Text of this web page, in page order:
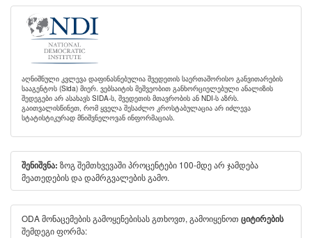
აღნიშნული კვლევა დაფინასნებულია შვედეთის საერთაშორისო განვითარების
სააგენტოს (Sida) მიერ. ვებსაიტის მეშვეობით განხორციელებული ანალიზის
შედეგები არ ასახავს SIDA-ს, შვედეთის მთავრობის ან NDI-ს აზრს.
გაითვალისწინეთ, რომ ყველა შესაძლო კროსტაბულაცია არ იძლევა
სტატისტიკურად მნიშვნელოვან ინფორმაციას.
შენიშვნა: ზოგ შემთხვევაში პროცენტები 100-მდე არ ჯამდება
მეათედების და დამრგვალების გამო.
ODA მონაცემების გამოყენებისას გთხოვთ, გამოიყენოთ ციტირების
შემდეგი ფორმა: